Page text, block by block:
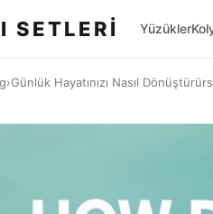
SETLERİ Yüzükler
›Günlük Hayatınızı Nasıl